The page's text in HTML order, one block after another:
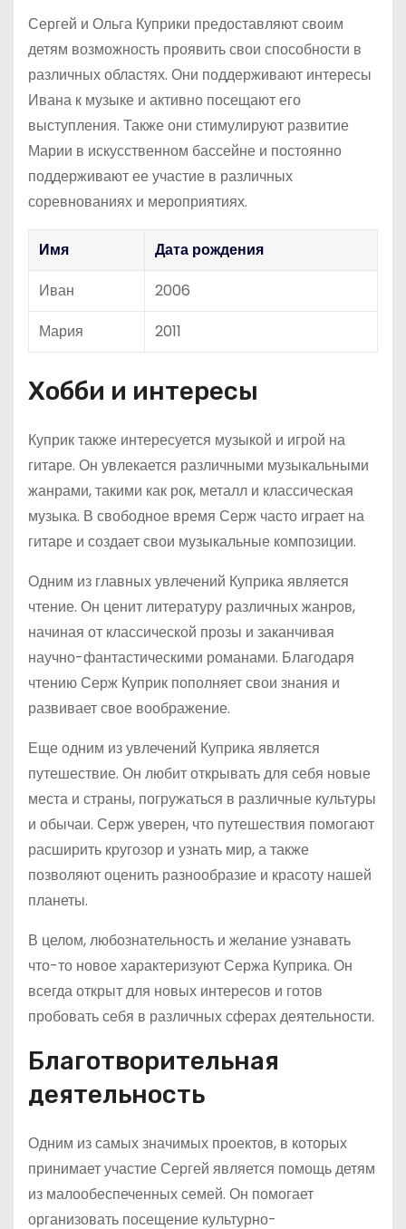
Сергей и Ольга Куприки предоставляют своим
детям возможность проявить свои способности в
различных областях. Они поддерживают интересы
Ивана к музыке и активно посещают его
выступления. Также они стимулируют развитие
Марии в искусственном бассейне и постоянно
поддерживают ее участие в различных
соревнованиях и мероприятиях.
Имя
Дата рождения
Иван
2006
Мария
2011
Хобби и интересы
Куприк также интересуется музыкой и игрой на
гитаре. Он увлекается различными музыкальными
жанрами, такими как рок, металл и классическая
музыка. В свободное время Серж часто играет на
гитаре и создает свои музыкальные композиции.
Одним из главных увлечений Куприка является
чтение. Он ценит литературу различных жанров,
начиная от классической прозы и заканчивая
научно-фантастическими романами. Благодаря
чтению Серж Куприк пополняет свои знания и
развивает свое воображение.
Еще одним из увлечений Куприка является
путешествие. Он любит открывать для себя новые
места и страны, погружаться в различные культуры
и обычаи. Серж уверен, что путешествия помогают
расширить кругозор и узнать мир, а также
позволяют оценить разнообразие и красоту нашей
планеты.
В целом, любознательность и желание узнавать
что-то новое характеризуют Сержа Куприка. Он
всегда открыт для новых интересов и готов
пробовать себя в различных сферах деятельности.
Благотворительная
деятельность
Одним из самых значимых проектов, в которых
принимает участие Сергей является помощь детям
из малообеспеченных семей. Он помогает
организовать посещение культурно-